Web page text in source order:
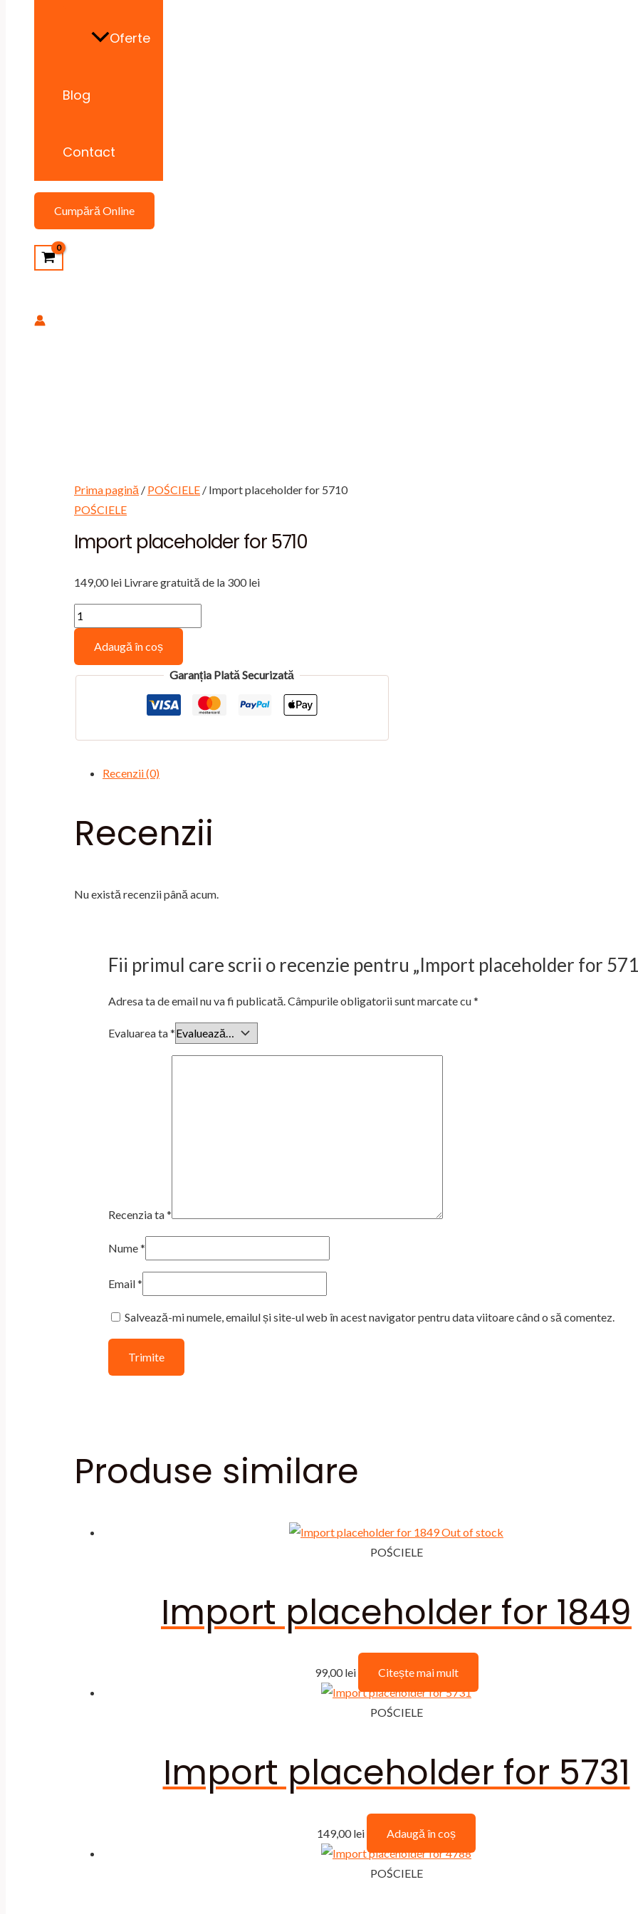
Oferte
Blog
Contact
Cumpără Online
Prima pagină / POŚCIELE / Import placeholder for 5710
POŚCIELE
Import placeholder for 5710
149,00lei Livrare gratuită de la 300 lei
Cantitate
Import
placeholder
for
Adaugă în coș
Garanția Plată Securizată
Recenzii (0)
Recenzii
Nu există recenzii până acum.
Fii primul care scrii o recenzie pentru „Import placeholder for
Adresa ta de email nu va fi publicată.Câmpurile obligatorii sunt marcate cu*
Evaluarea ta*
Recenzia ta*
Nume*
Email*
Salvează-mi numele, emailul și site-ul web în acest navigator pentru data viitoare când o să comentez.
Produse similare
Out of stock
POŚCIELE
Import placeholder for 1849
99,00lei Citește mai mult
POŚCIELE
Import placeholder for 5731
149,00lei Adaugă în coș
POŚCIELE